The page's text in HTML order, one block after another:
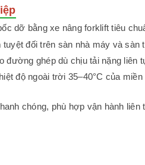
dỡ bằng xe nâng forklift tiêu
đối trên sàn nhà máy và sàn
đường ghép dù chịu tải nặng liên
độ ngoài trời 35–40°C của
chóng, phù hợp vận hành liên